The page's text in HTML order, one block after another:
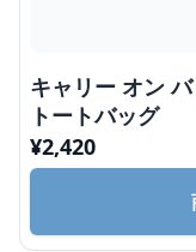
キャリー オン
トートバッグ
¥2,420